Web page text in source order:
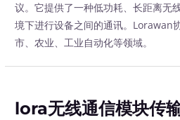
议。它提供了一种低功耗、长距离无
境下进行设备之间的通讯。Lorawan
市、农业、工业自动化等领域。
lora无线通信模块传